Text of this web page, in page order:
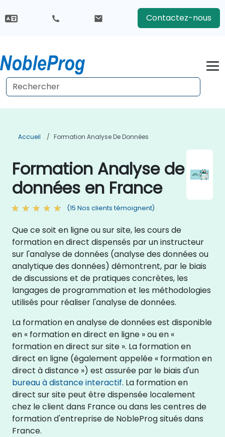
Contactez-nous
Accueil Formation Analyse De Données
Formation Analyse de
données en France
(15 Nos clients témoignent)
Que ce soit en ligne ou sur site, les cours de
formation en direct dispensés par un instructeur
sur l'analyse de données (analyse des données ou
analytique des données) démontrent, par le biais
de discussions et de pratiques concrètes, les
langages de programmation et les méthodologies
utilisés pour réaliser l'analyse de données.
La formation en analyse de données est disponible
en « formation en direct en ligne » ou en «
formation en direct sur site ». La formation en
direct en ligne (également appelée « formation en
direct à distance ») est assurée par le biais d'un
bureau à distance interactif. La formation en
direct sur site peut être dispensée localement
chez le client dans France ou dans les centres de
formation d'entreprise de NobleProg situés dans
France.